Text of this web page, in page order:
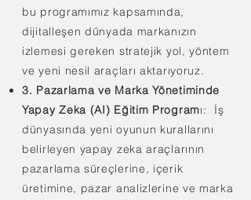
bu programımız kapsamında,
dijitalleşen dünyada markanızın
izlemesi gereken stratejik yol, yöntem
ve yeni nesil araçları aktarıyoruz.
3. Pazarlama ve Marka Yönetiminde
Yapay Zeka (AI) Eğitim Programı: İş
dünyasında yeni oyunun kurallarını
belirleyen yapay zeka araçlarının
pazarlama süreçlerine, içerik
üretimine, pazar analizlerine ve marka